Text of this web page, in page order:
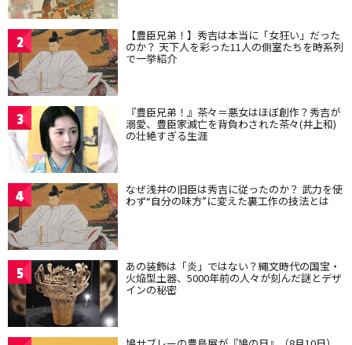
2 【豊臣兄弟！】秀吉は本当に「女狂い」だった
のか？ 天下人を彩った11人の側室たちを時系列
で一挙紹介
3 『豊臣兄弟！』茶々＝悪女はほぼ創作？秀吉が
溺愛、豊臣家滅亡を背負わされた茶々(井上和)
の壮絶すぎる生涯
4 なぜ浅井の旧臣は秀吉に従ったのか？ 武力を使
わず“自分の味方”に変えた裏工作の技法とは
5 あの装飾は「炎」ではない？縄文時代の国宝・
火焔型土器、5000年前の人々が刻んだ謎とデザ
インの秘密